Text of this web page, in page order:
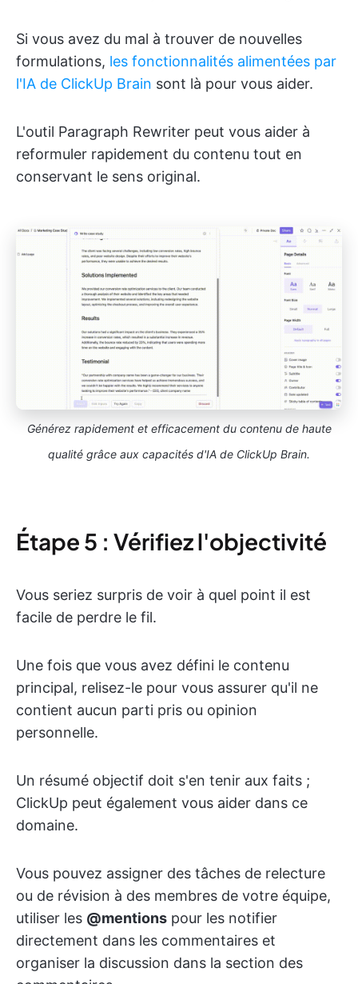
Si vous avez du mal à trouver de nouvelles
formulations, les fonctionnalités alimentées par
l'IA de ClickUp Brain sont là pour vous aider.
L'outil Paragraph Rewriter peut vous aider à
reformuler rapidement du contenu tout en
conservant le sens original.
Générez rapidement et efficacement du contenu de haute
qualité grâce aux capacités d'IA de ClickUp Brain.
Étape 5 : Vérifiez l'objectivité
Vous seriez surpris de voir à quel point il est
facile de perdre le fil.
Une fois que vous avez défini le contenu
principal, relisez-le pour vous assurer qu'il ne
contient aucun parti pris ou opinion
personnelle.
Un résumé objectif doit s'en tenir aux faits ;
ClickUp peut également vous aider dans ce
domaine.
Vous pouvez assigner des tâches de relecture
ou de révision à des membres de votre équipe,
utiliser les @mentions pour les notifier
directement dans les commentaires et
organiser la discussion dans la section des